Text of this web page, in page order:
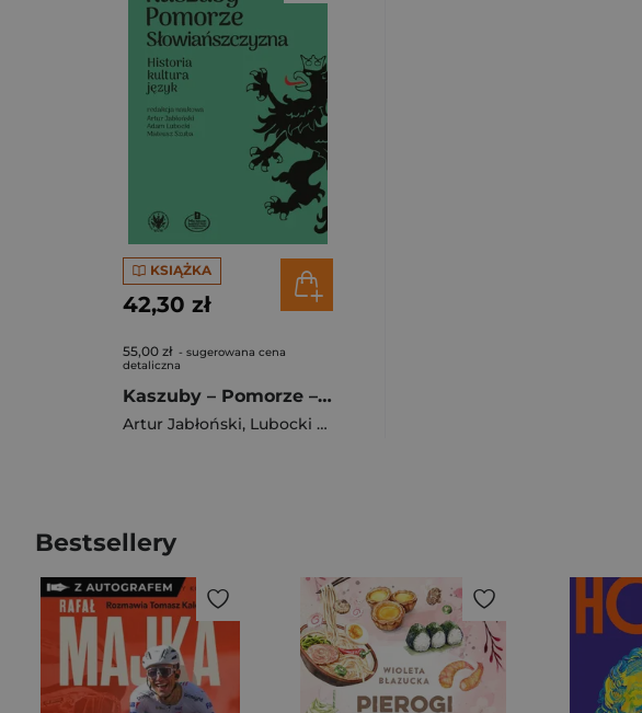
KSIĄŻKA
42,30 zł
55,00 zł - sugerowana cena
detaliczna
Kaszuby – Pomorze – Słowiańszczyzna. Historia, kultura, język
Artur Jabłoński, Lubocki Adam
Bestsellery